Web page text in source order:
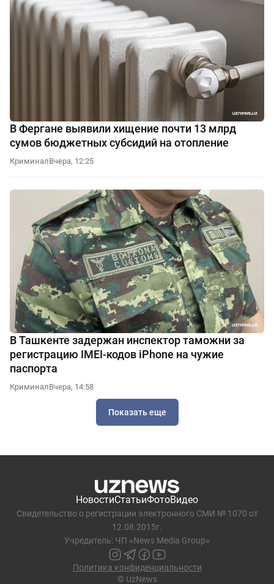
В Фергане выявили хищение почти 13 млрд
сумов бюджетных субсидий на отопление
КриминалВчера, 12:25
В Ташкенте задержан инспектор таможни за
регистрацию IMEI-кодов iPhone на чужие
паспорта
КриминалВчера, 14:58
Показать еще
НовостиСтатьиФотоВидео
Свидетельство о регистрации электронного СМИ № 1070 от
12.08.2015г.
Учредитель: ЧП «News Media Group»
Политика конфиденциальности
© UzNews